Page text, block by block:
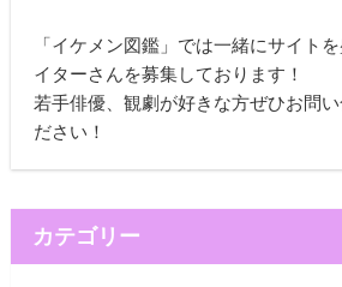
「イケメン図鑑」では一緒にサイト
イターさんを募集しております！
若手俳優、観劇が好きな方ぜひお問
ださい！
カテゴリー